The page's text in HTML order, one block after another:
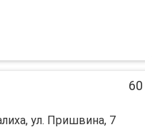
ул. Пришвина, 7